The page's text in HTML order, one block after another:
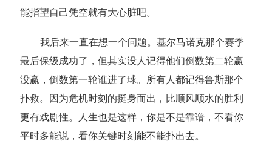
能指望自己凭空就有大心脏吧。
我后来一直在想一个问题。基尔马诺克那个赛季
最后保级成功了，但其实没人记得他们倒数第二轮赢
没赢，倒数第一轮谁进了球。所有人都记得鲁斯那个
扑救。因为危机时刻的挺身而出，比顺风顺水的胜利
更有戏剧性。人生也是这样，你是不是靠谱，不看你
平时多能说，看你关键时刻能不能扑出去。